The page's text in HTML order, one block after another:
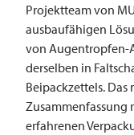
Projektteam von
ausbaufähigen
von Augentropfen-
derselben in
Beipackzettels.
Zusammenfassung
erfahrenen